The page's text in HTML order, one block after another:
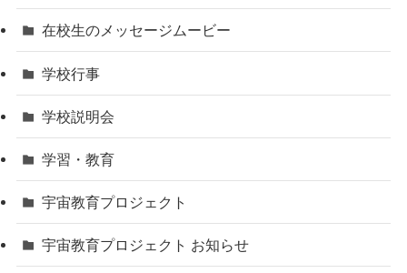
在校生のメッセージムービー
学校行事
学校説明会
学習・教育
宇宙教育プロジェクト
宇宙教育プロジェクト お知らせ